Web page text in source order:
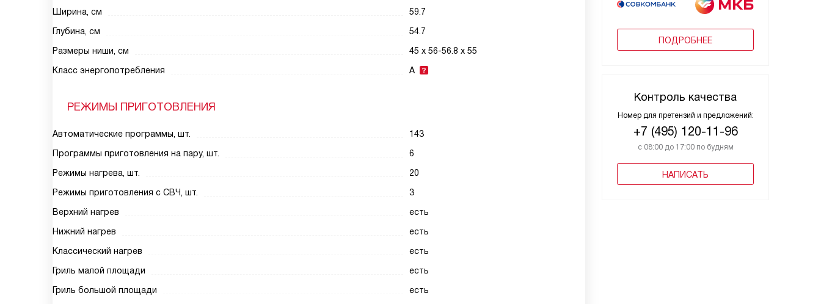
ПОДРОБНЕЕ
Контроль качества
Номер для претензий и предложений:
+7 (495) 120-11-96
с 08:00 до 17:00 по будням
НАПИСАТЬ
Ширина, см
59.7
Глубина, см
54.7
Размеры ниши, см
45 х 56-56.8 х 55
Класс энергопотребления
A
РЕЖИМЫ ПРИГОТОВЛЕНИЯ
Автоматические программы, шт.
143
Программы приготовления на пару, шт.
6
Режимы нагрева, шт.
20
Режимы приготовления с СВЧ, шт.
3
Верхний нагрев
есть
Нижний нагрев
есть
Классический нагрев
есть
Гриль малой площади
есть
Гриль большой площади
есть